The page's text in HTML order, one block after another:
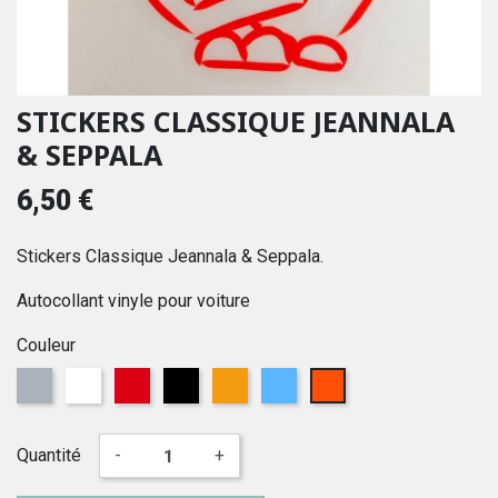
STICKERS CLASSIQUE JEANNALA
& SEPPALA
6,50 €
Stickers Classique Jeannala & Seppala.
Autocollant vinyle pour voiture
Couleur
Fluo
Quantité - +